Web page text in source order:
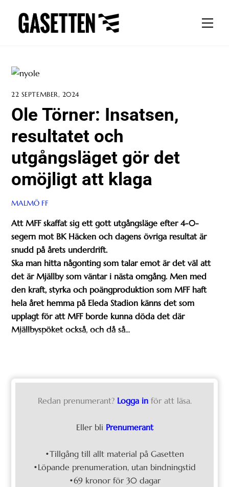
content
22 SEPTEMBER, 2024
Ole Törner: Insatsen,
resultatet och
utgångsläget gör det
omöjligt att klaga
MALMÖ FF
Att MFF skaffat sig ett gott utgångsläge efter 4-0-
segern mot BK Häcken och dagens övriga resultat är
snudd på årets underdrift.
Ska man hitta någonting som talar emot är det väl att
det är Mjällby som väntar i nästa omgång. Men med
den kraft, styrka och poängproduktion som MFF haft
hela året hemma på Eleda Stadion känns det som
upplagt för att MFF borde kunna döda det där
Mjällbyspöket också, och då så...
Redan prenumerant? Logga in för att läsa.
Eller bli Prenumerant
•Tillgång till allt material på Gasetten
•Löpande prenumeration, utan bindningstid
•69 kronor för 30 dagar